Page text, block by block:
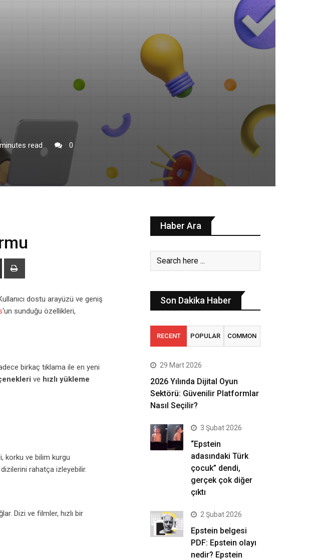
read 0
Share
dostu arayüzü ve geniş
‘un sunduğu özellikleri,
birkaç tıklama ile en yeni
ve hızlı yükleme
korku ve bilim kurgu
rahatça izleyebilir.
Dizi ve filmler, hızlı bir
Haber Ara
Son Dakika Haber
RECENT POPULAR COMMON
29 Mart 2026
2026 Yılında Dijital Oyun
Sektörü: Güvenilir Platformlar
Nasıl Seçilir?
3 Şubat 2026
“Epstein
adasındaki Türk
çocuk” dendi,
gerçek çok diğer
çıktı
2 Şubat 2026
Epstein belgesi
PDF: Epstein olayı
nedir? Epstein